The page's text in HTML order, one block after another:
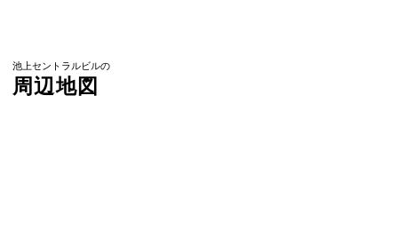
池上セントラルビルの
周辺地図